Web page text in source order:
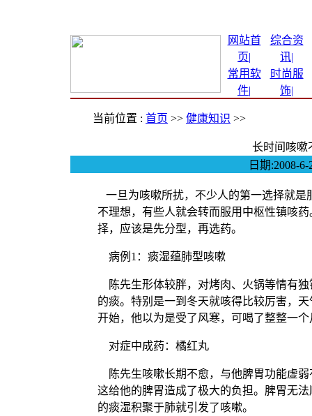
网站首
页|
综合资
讯|
常用软
件|
时尚服
饰|
当前位置 : 首页 >> 健康知识 >>
长时间咳嗽
日期:2008-
一旦为咳嗽所扰，不少人的第一选择就是
不理想，有些人就会转而服用中枢性镇咳
择，应该是先分型，再选药。
病例1：痰湿蕴肺型咳嗽
陈先生形体较胖，对烤肉、火锅等情有
的痰。特别是一到冬天就咳得比较厉害，
开始，他以为是受了风寒，可喝了整整一
对症中成药：橘红丸
陈先生咳嗽长期不愈，与他脾胃功能虚
这给他的脾胃造成了极大的负担。脾胃无
的痰湿积聚于肺就引发了咳嗽。